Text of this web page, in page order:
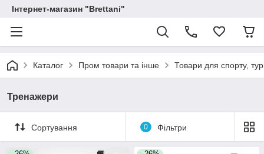
Інтернет-магазин "Brettani"
Каталог Пром товари та інше Товари для спорту,
Тренажери
Сортування 0 Фільтри